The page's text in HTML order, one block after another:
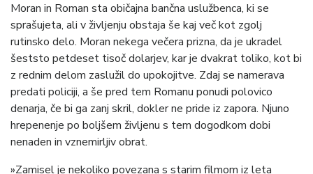
Moran in Roman sta običajna bančna uslužbenca, ki se
sprašujeta, ali v življenju obstaja še kaj več kot zgolj
rutinsko delo. Moran nekega večera prizna, da je ukradel
šeststo petdeset tisoč dolarjev, kar je dvakrat toliko, kot bi
z rednim delom zaslužil do upokojitve. Zdaj se namerava
predati policiji, a še pred tem Romanu ponudi polovico
denarja, če bi ga zanj skril, dokler ne pride iz zapora. Njuno
hrepenenje po boljšem življenu s tem dogodkom dobi
nenaden in vznemirljiv obrat.
»Zamisel je nekoliko povezana s starim filmom iz leta